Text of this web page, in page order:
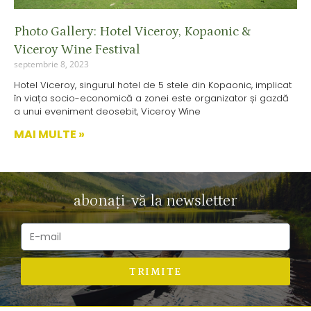
Photo Gallery: Hotel Viceroy, Kopaonic &
Viceroy Wine Festival
septembrie 8, 2023
Hotel Viceroy, singurul hotel de 5 stele din Kopaonic, implicat
în viața socio-economică a zonei este organizator și gazdă
a unui eveniment deosebit, Viceroy Wine
MAI MULTE »
abonați-vă la newsletter
TRIMITE